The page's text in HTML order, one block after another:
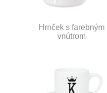
Hrnček s farebným
vnútrom